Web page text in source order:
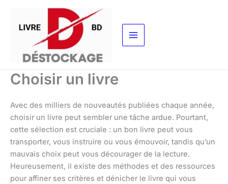
contenu
Choisir un livre
Avec des milliers de nouveautés publiées chaque année,
choisir un livre peut sembler une tâche ardue. Pourtant,
cette sélection est cruciale : un bon livre peut vous
transporter, vous instruire ou vous émouvoir, tandis qu’un
mauvais choix peut vous décourager de la lecture.
Heureusement, il existe des méthodes et des ressources
pour affiner ses critères et dénicher le livre qui vous